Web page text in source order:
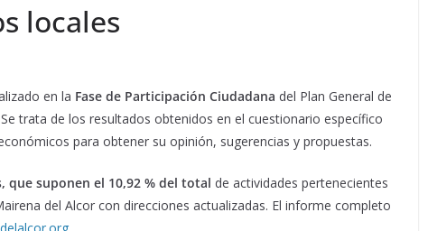
locales
en la Fase de Participación Ciudadana del Plan General de
trata de los resultados obtenidos en el cuestionario específico
para obtener su opinión, sugerencias y propuestas.
que suponen el 10,92 % del total de actividades pertenecientes
del Alcor con direcciones actualizadas. El informe completo